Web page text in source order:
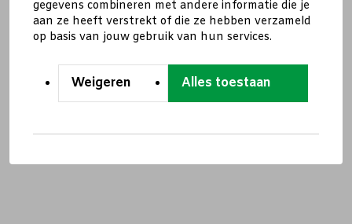
gegevens combineren met andere informatie die je
aan ze heeft verstrekt of die ze hebben verzameld
op basis van jouw gebruik van hun services.
Weigeren Alles toestaan